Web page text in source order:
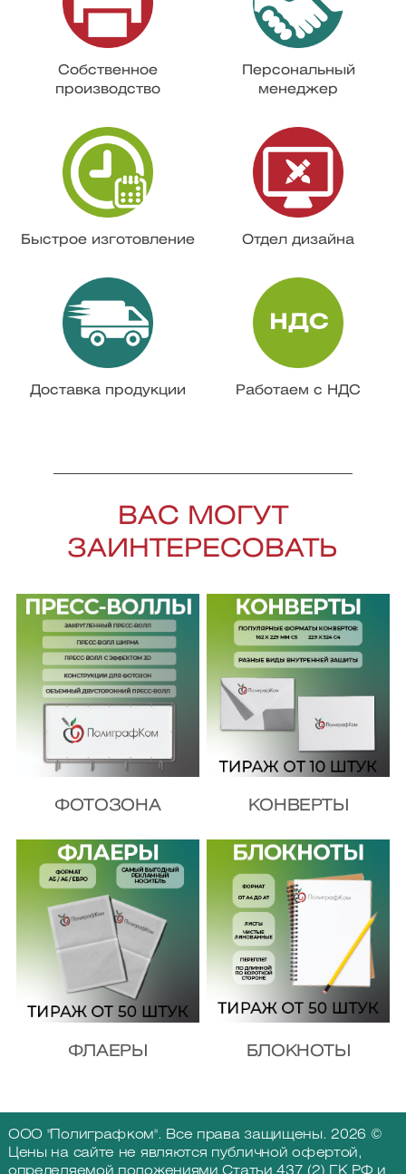
Собственное
производство
Персональный
менеджер
Быстрое изготовление Отдел дизайна
Доставка продукции Работаем с НДС
ВАС МОГУТ
ЗАИНТЕРЕСОВАТЬ
ФОТОЗОНА КОНВЕРТЫ
ФЛАЕРЫ БЛОКНОТЫ
ООО "Полиграфком". Все права защищены. 2026 ©
Цены на сайте не являются публичной офертой,